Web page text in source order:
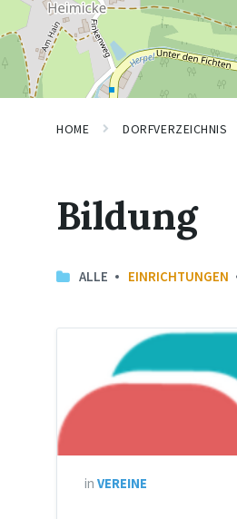
HOME DORFVERZEICHNIS
Bildung
ALLE EINRICHTUNGEN
Förderverein
in VEREINE